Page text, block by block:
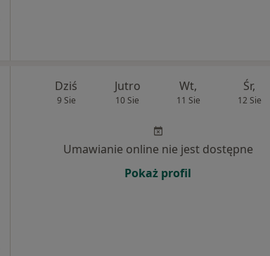
Dziś
9 Sie
Jutro
10 Sie
Wt,
11 Sie
Śr,
12 Sie
Umawianie online nie jest dostępne
Pokaż profil